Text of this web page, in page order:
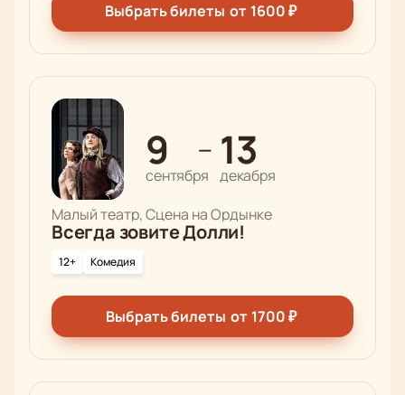
Выбрать билеты от 1600₽
9
сентября
— 13
декабря
Малый театр, Сцена на Ордынке
Всегда зовите Долли!
12+ Комедия
Выбрать билеты от 1700₽